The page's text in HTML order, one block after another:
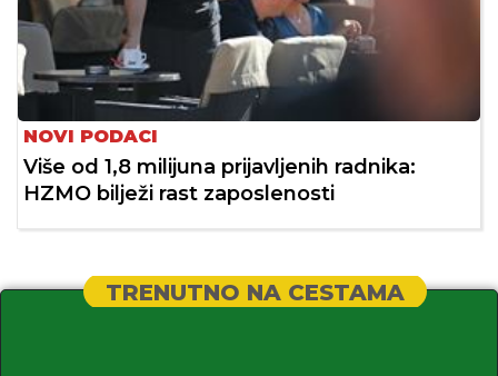
NOVI PODACI
Više od 1,8 milijuna prijavljenih radnika:
HZMO bilježi rast zaposlenosti
TRENUTNO NA CESTAMA